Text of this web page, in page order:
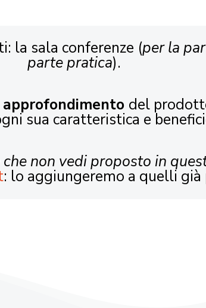
la sala conferenze (per la
parte pratica).
approfondimento del
sua caratteristica e
non vedi proposto in
: lo aggiungeremo a quelli già